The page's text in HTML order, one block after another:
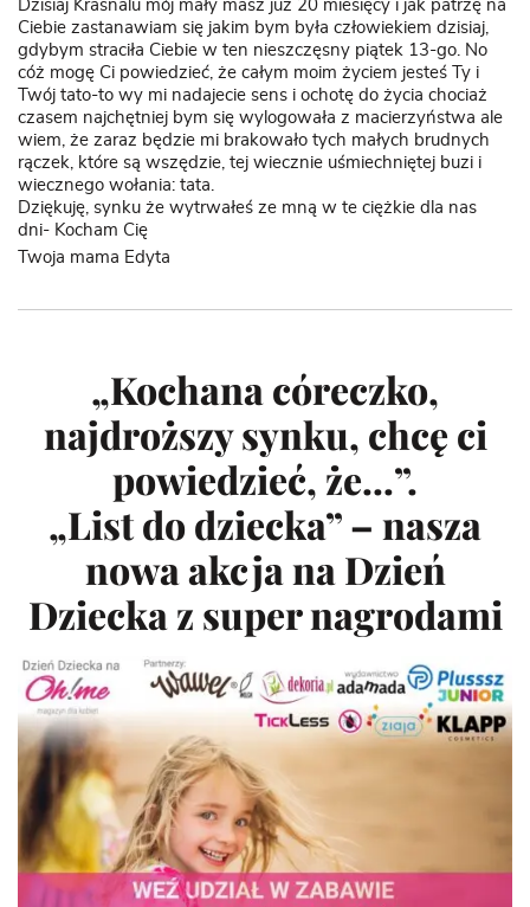
Dzisiaj Krasnalu mój mały masz już 20 miesięcy i jak patrzę na
Ciebie zastanawiam się jakim bym była człowiekiem dzisiaj,
gdybym straciła Ciebie w ten nieszczęsny piątek 13-go. No
cóż mogę Ci powiedzieć, że całym moim życiem jesteś Ty i
Twój tato-to wy mi nadajecie sens i ochotę do życia chociaż
czasem najchętniej bym się wylogowała z macierzyństwa ale
wiem, że zaraz będzie mi brakowało tych małych brudnych
rączek, które są wszędzie, tej wiecznie uśmiechniętej buzi i
wiecznego wołania: tata.
Dziękuję, synku że wytrwałeś ze mną w te ciężkie dla nas
dni- Kocham Cię
Twoja mama Edyta
„Kochana córeczko,
najdroższy synku, chcę ci
powiedzieć, że…”.
„List do dziecka” – nasza
nowa akcja na Dzień
Dziecka z super nagrodami